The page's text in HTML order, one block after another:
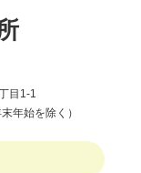
目1-1
年始を除く）